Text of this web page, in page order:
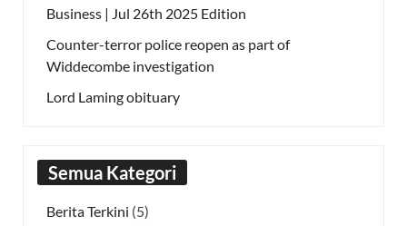
Business | Jul 26th 2025 Edition
Counter-terror police reopen as part of
Widdecombe investigation
Lord Laming obituary
Semua Kategori
Berita Terkini (5)